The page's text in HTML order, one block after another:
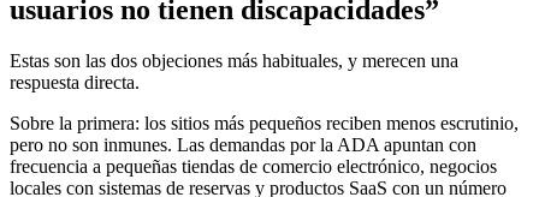
usuarios no tienen discapacidades”
Estas son las dos objeciones más habituales, y merecen una
respuesta directa.
Sobre la primera: los sitios más pequeños reciben menos escrutinio,
pero no son inmunes. Las demandas por la ADA apuntan con
frecuencia a pequeñas tiendas de comercio electrónico, negocios
locales con sistemas de reservas y productos SaaS con un número